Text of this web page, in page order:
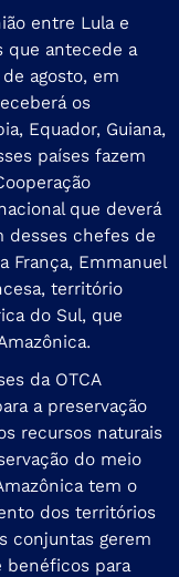
entre Lula e
que antecede a
agosto, em
os
Equador, Guiana,
países fazem
que deverá
desses chefes de
França, Emmanuel
território
do Sul, que
da OTCA
a preservação
recursos naturais
do meio
tem o
dos territórios
conjuntas gerem
benéficos para